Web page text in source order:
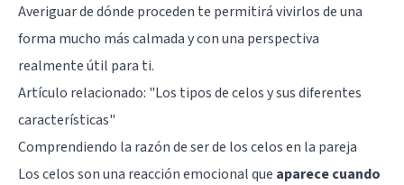
Averiguar de dónde proceden te permitirá vivirlos de una
forma mucho más calmada y con una perspectiva
realmente útil para ti.
Artículo relacionado: "Los tipos de celos y sus diferentes
características"
Comprendiendo la razón de ser de los celos en la pareja
Los celos son una reacción emocionalque aparece cuando